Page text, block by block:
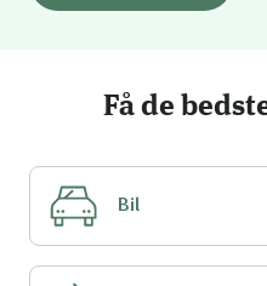
Få de
Bil